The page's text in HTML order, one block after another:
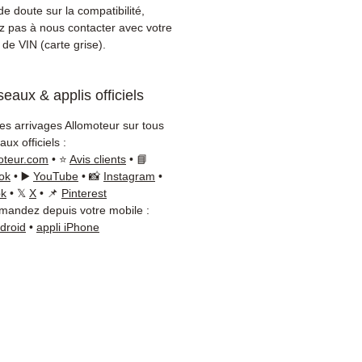
qu'une réparation.
:Avant commande,
la référence moteur W205
Notre équipe technique
par WhatsApp au
71 66 54 pour toute
& garantie :Expédition en
ouvrés en France
livraison gratuite
sécurisée. Expédition
doute sur la compatibilité,
pas à nous contacter avec votre
VIN (carte grise).
& applis officiels
arrivages Allomoteur sur tous
officiels :
• ⭐ Avis clients • 📘
• ▶️ YouTube • 📸 Instagram •
• 𝕏 X • 📌 Pinterest
depuis votre mobile :
• appli iPhone